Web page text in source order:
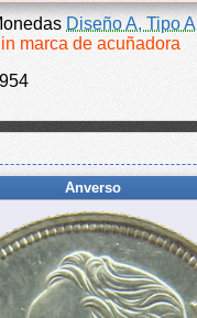
Diseño A, Tipo A
marca de acuñadora
Anverso